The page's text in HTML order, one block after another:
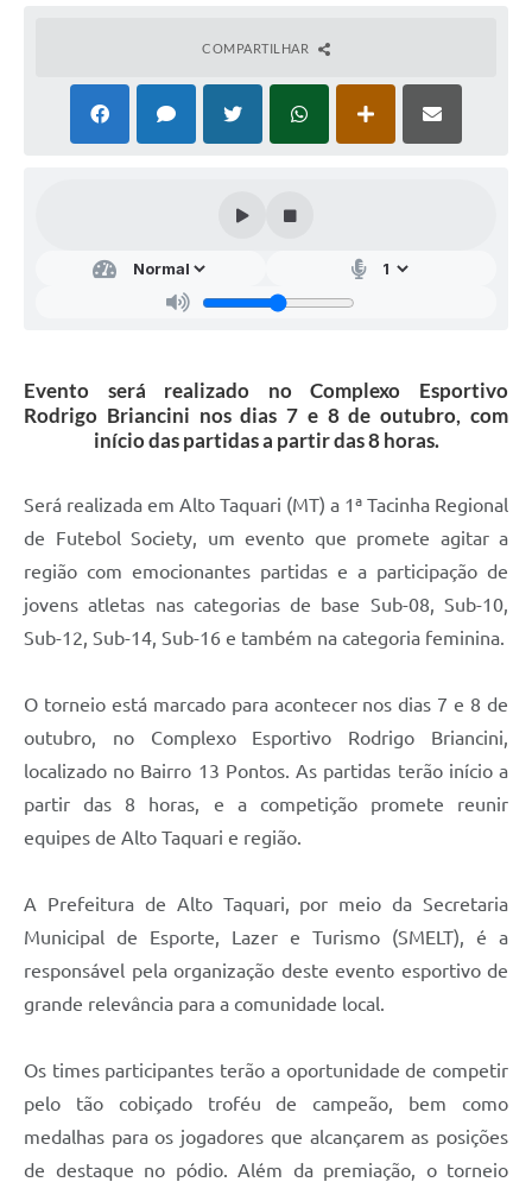
COMPARTILHAR
Evento será realizado no Complexo Esportivo
Rodrigo Briancini nos dias 7 e 8 de outubro, com
início das partidas a partir das 8 horas.
Será realizada em Alto Taquari (MT) a 1ª Tacinha Regional
de Futebol Society, um evento que promete agitar a
região com emocionantes partidas e a participação de
jovens atletas nas categorias de base Sub-08, Sub-10,
Sub-12, Sub-14, Sub-16 e também na categoria feminina.
O torneio está marcado para acontecer nos dias 7 e 8 de
outubro, no Complexo Esportivo Rodrigo Briancini,
localizado no Bairro 13 Pontos. As partidas terão início a
partir das 8 horas, e a competição promete reunir
equipes de Alto Taquari e região.
A Prefeitura de Alto Taquari, por meio da Secretaria
Municipal de Esporte, Lazer e Turismo (SMELT), é a
responsável pela organização deste evento esportivo de
grande relevância para a comunidade local.
Os times participantes terão a oportunidade de competir
pelo tão cobiçado troféu de campeão, bem como
medalhas para os jogadores que alcançarem as posições
de destaque no pódio. Além da premiação, o torneio